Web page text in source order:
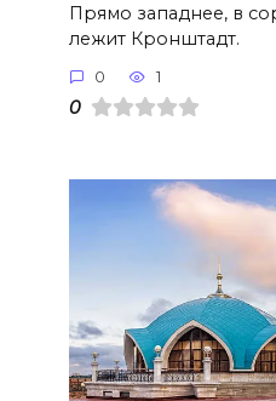
Прямо западнее, в
лежит Кронштадт.
0 1
0